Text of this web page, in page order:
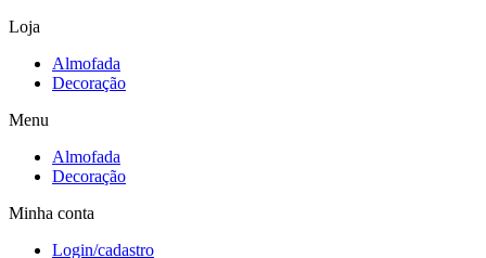
Loja
Almofada
Decoração
Menu
Almofada
Decoração
Minha conta
Login/cadastro